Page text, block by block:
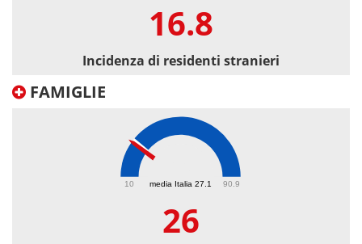
16.8
Incidenza di residenti stranieri
FAMIGLIE
media Italia 27.1
10 90.9
26